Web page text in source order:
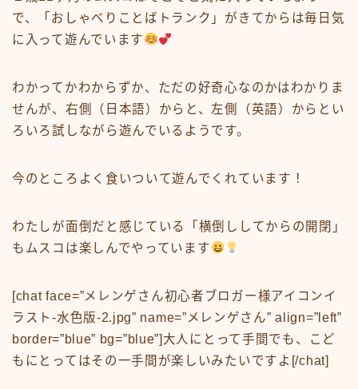
で、「おしゃべりことばトランク」がきてからは毎日気
に入って遊んでいます
わかってかわからずか、ただの好奇心なのかはわかりま
せんが、右側（日本語）からと、左側（英語）からとい
ろいろ試しながら遊んでいるようです。
今のところよく食いついて遊んでくれています！
わたしが面倒だと感じている「横倒ししてからの開閉」
もムスコは楽しんでやっています
[chat face=”メレンゲさん初心者ブロガー様アイコンイ
ラスト-水色版-2.jpg” name=”メレンゲさん” align=”left”
border=”blue” bg=”blue”]大人にとって手間でも、こど
もにとってはその一手間が楽しいみたいですよ[/chat]